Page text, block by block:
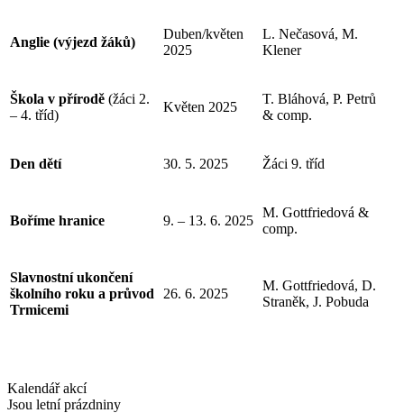
Anglie (výjezd žáků)
Duben/květen
2025
L. Nečasová, M.
Klener
Škola v přírodě (žáci 2.
– 4. tříd)
Květen 2025
T. Bláhová, P. Petrů
& comp.
Den dětí 30. 5. 2025 Žáci 9. tříd
Boříme hranice 9. – 13. 6. 2025
M. Gottfriedová &
comp.
Slavnostní ukončení
školního roku a průvod
Trmicemi
26. 6. 2025
M. Gottfriedová, D.
Straněk, J. Pobuda
Kalendář akcí
Jsou letní prázdniny